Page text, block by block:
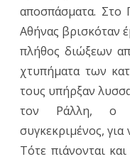
αποσπάσματα. Στο
Αθήνας βρισκόταν
πλήθος διώξεων
χτυπήματα των
τους υπήρξαν
τον Ράλλη, ο
συγκεκριμένος,
Τότε πιάνονται